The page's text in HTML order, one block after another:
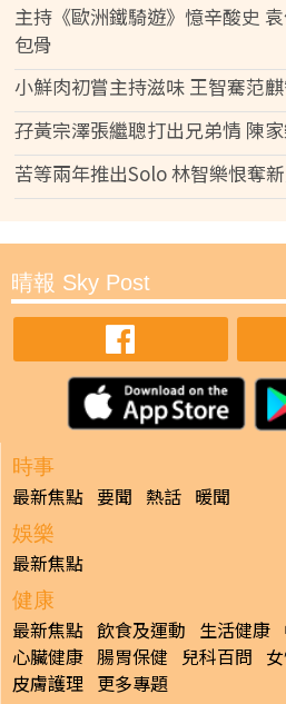
主持《歐洲鐵騎遊》憶辛酸史
包骨
小鮮肉初嘗主持滋味 王智騫范
孖黃宗澤張繼聰打出兄弟情 陳
苦等兩年推出Solo 林智樂恨奪
晴報 Sky Post
時事
最新焦點 要聞 熱話 暖聞
娛樂
最新焦點
健康
最新焦點 飲食及運動 生活健康
心臟健康 腸胃保健 兒科百問
皮膚護理 更多專題